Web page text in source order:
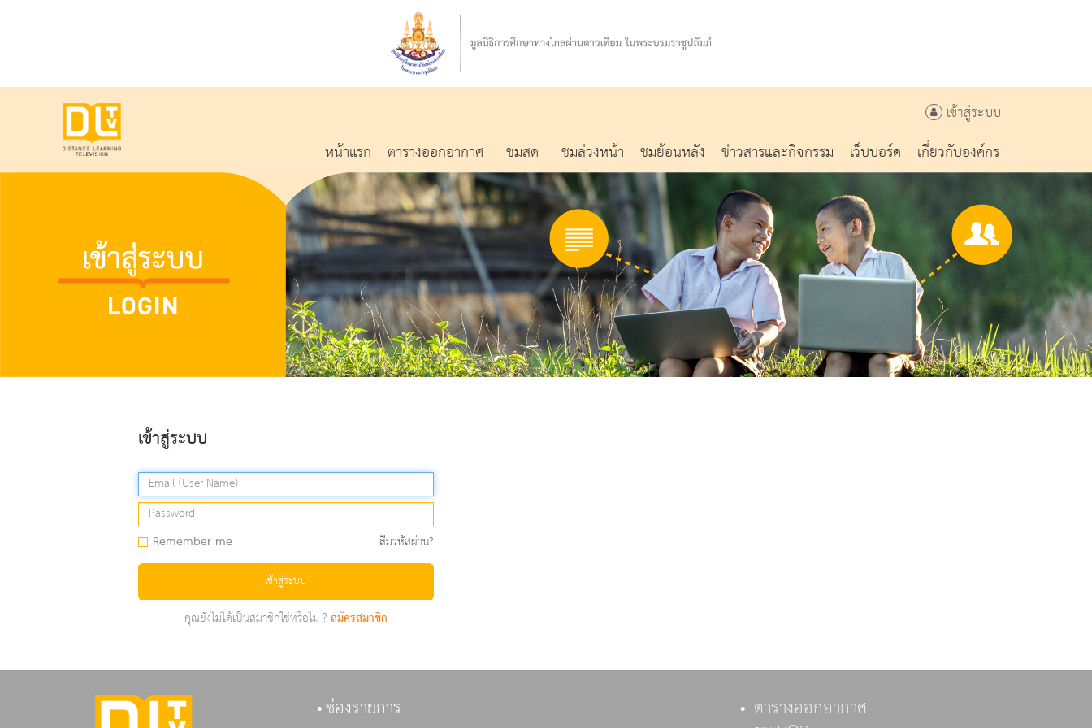
เข้าสู่ระบบ
หน้าแรก ตารางออกอากาศ ชมสด ชมล่วงหน้า ชมย้อนหลัง ข่าวสารและกิจกรรม เว็บบอร์ด เกี่ยวกับองค์กร
เข้าสู่ระบบ
Remember me ลืมรหัสผ่าน?
เข้าสู่ระบบ
คุณยังไม่ได้เป็นสมาชิกใช่หรือไม่ ?สมัครสมาชิก
ช่องรายการ ตารางออกอากาศ